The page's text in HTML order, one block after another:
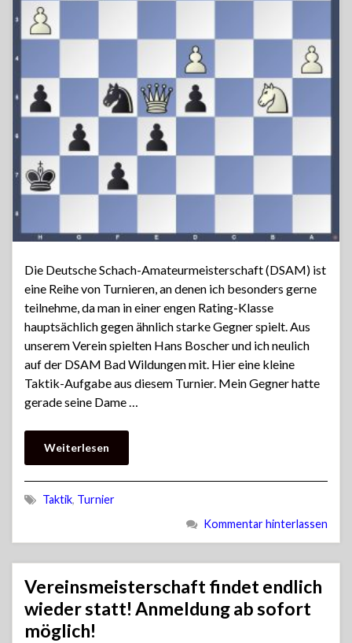
Die Deutsche Schach-Amateurmeisterschaft (DSAM) ist
eine Reihe von Turnieren, an denen ich besonders gerne
teilnehme, da man in einer engen Rating-Klasse
hauptsächlich gegen ähnlich starke Gegner spielt. Aus
unserem Verein spielten Hans Boscher und ich neulich
auf der DSAM Bad Wildungen mit. Hier eine kleine
Taktik-Aufgabe aus diesem Turnier. Mein Gegner hatte
gerade seine Dame …
Weiterlesen
Taktik, Turnier
Kommentar hinterlassen
Vereinsmeisterschaft findet endlich
wieder statt! Anmeldung ab sofort
möglich!